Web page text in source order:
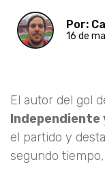
Por:
16 de
El autor del gol
Independiente
el partido y
segundo